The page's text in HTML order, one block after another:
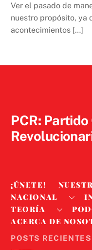
Ver el pasado de
nuestro propósito, ya
acontecimientos […]
PCR:
¡ÚNETE!
NACIONAL
TEORÍA
ACERCA DE
POSTS RECIENTES